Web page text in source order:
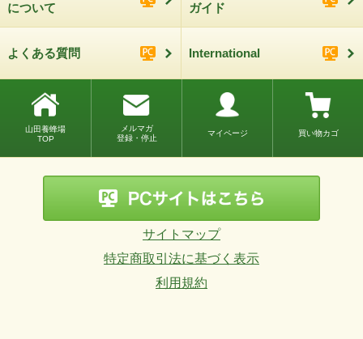
について
ガイド
よくある質問 International
山田養蜂場
TOP
メルマガ
登録・停止
マイページ 買い物カゴ
サイトマップ
特定商取引法に基づく表示
利用規約